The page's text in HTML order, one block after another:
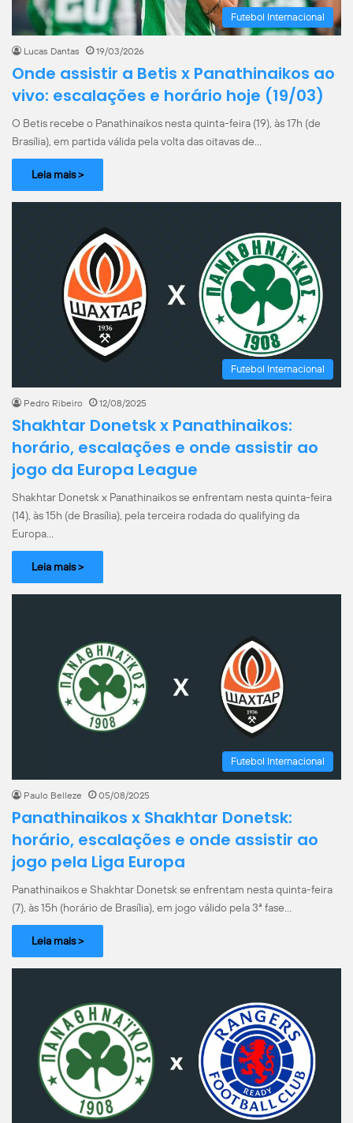
Futebol Internacional
Lucas Dantas 19/03/2026
Onde assistir a Betis x Panathinaikos ao
vivo: escalações e horário hoje (19/03)
O Betis recebe o Panathinaikos nesta quinta-feira (19), às 17h (de
Brasília), em partida válida pela volta das oitavas de…
Leia mais >
Futebol Internacional
Pedro Ribeiro 12/08/2025
Shakhtar Donetsk x Panathinaikos:
horário, escalações e onde assistir ao
jogo da Europa League
Shakhtar Donetsk x Panathinaikos se enfrentam nesta quinta-feira
(14), às 15h (de Brasília), pela terceira rodada do qualifying da
Europa…
Leia mais >
Futebol Internacional
Paulo Belleze 05/08/2025
Panathinaikos x Shakhtar Donetsk:
horário, escalações e onde assistir ao
jogo pela Liga Europa
Panathinaikos e Shakhtar Donetsk se enfrentam nesta quinta-feira
(7), às 15h (horário de Brasília), em jogo válido pela 3ª fase…
Leia mais >